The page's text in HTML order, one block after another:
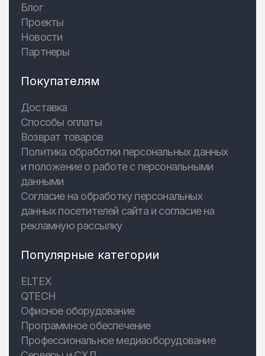
Блог
Проекты
Новости
Партнеры
Покупателям
Доставка
Способы оплаты
Возврат товаров
Политика обработки персональных данных
и положение о работе с персональными
данными
Согласие на обработку персональных
данных посетителей сайта и согласие на
рекламную рассылку
Популярные категории
ELTEX
QTECH
Офисное оборудование
Программное обеспечение
Профессиональное медиаоборудование